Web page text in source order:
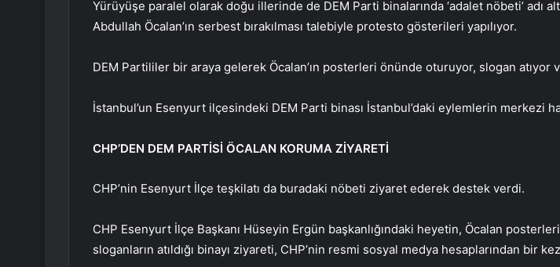
Yürüyüşe paralel olarak doğu illerinde de DEM Parti binalarında ‘adalet nöbeti’ adı
Abdullah Öcalan’ın serbest bırakılması talebiyle protesto gösterileri yapılıyor.
DEM Partililer bir araya gelerek Öcalan’ın posterleri önünde oturuyor, slogan atıyor
İstanbul’un Esenyurt ilçesindeki DEM Parti binası İstanbul’daki eylemlerin merkezi
CHP’DEN DEM PARTİSİ ÖCALAN KORUMA ZİYARETİ
CHP’nin Esenyurt İlçe teşkilatı da buradaki nöbeti ziyaret ederek destek verdi.
CHP Esenyurt İlçe Başkanı Hüseyin Ergün başkanlığındaki heyetin, Öcalan
sloganların atıldığı binayı ziyareti, CHP’nin resmi sosyal medya hesaplarından bir